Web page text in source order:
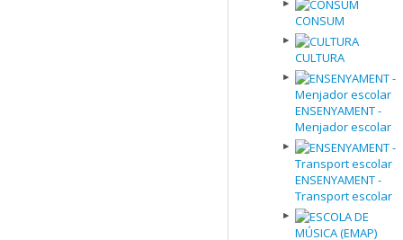
CONSUM
CULTURA
ENSENYAMENT -
Menjador escolar
ENSENYAMENT -
Transport escolar